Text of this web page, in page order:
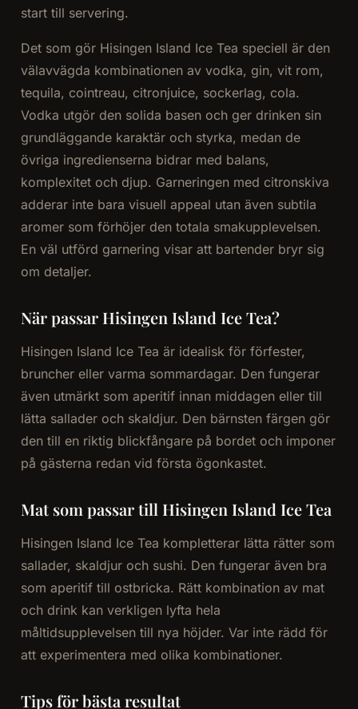
start till servering.
Det som gör Hisingen Island Ice Tea speciell är den
välavvägda kombinationen av vodka, gin, vit rom,
tequila, cointreau, citronjuice, sockerlag, cola.
Vodka utgör den solida basen och ger drinken sin
grundläggande karaktär och styrka, medan de
övriga ingredienserna bidrar med balans,
komplexitet och djup. Garneringen med citronskiva
adderar inte bara visuell appeal utan även subtila
aromer som förhöjer den totala smakupplevelsen.
En väl utförd garnering visar att bartender bryr sig
om detaljer.
När passar Hisingen Island Ice Tea?
Hisingen Island Ice Tea är idealisk för förfester,
bruncher eller varma sommardagar. Den fungerar
även utmärkt som aperitif innan middagen eller till
lätta sallader och skaldjur. Den bärnsten färgen gör
den till en riktig blickfångare på bordet och imponer
på gästerna redan vid första ögonkastet.
Mat som passar till Hisingen Island Ice Tea
Hisingen Island Ice Tea kompletterar lätta rätter som
sallader, skaldjur och sushi. Den fungerar även bra
som aperitif till ostbricka. Rätt kombination av mat
och drink kan verkligen lyfta hela
måltidsupplevelsen till nya höjder. Var inte rädd för
att experimentera med olika kombinationer.
Tips för bästa resultat